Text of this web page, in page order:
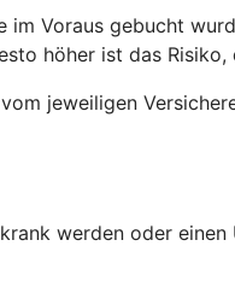
Voraus gebucht
höher ist das
jeweiligen
werden oder